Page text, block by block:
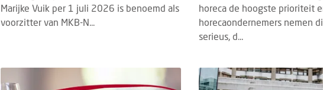
Marijke Vuik per 1 juli 2026 is benoemd als
voorzitter van MKB-N...
horeca de hoogste prioriteit
horecaondernemers nemen
serieus, d...